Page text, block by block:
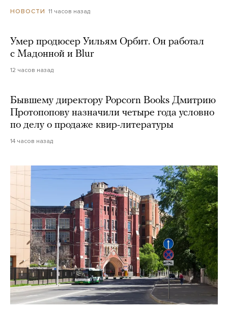
НОВОСТИ 11 часов назад
Умер продюсер Уильям Орбит. Он работал
с Мадонной и Blur
12 часов назад
Бывшему директору Popcorn Books Дмитрию
Протопопову назначили четыре года условно
по делу о продаже квир-литературы
14 часов назад